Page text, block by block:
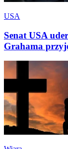
USA
Senat USA
Grahama